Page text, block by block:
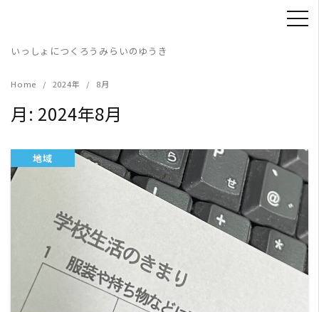
content
いっしょにつくろうみらいのゆうき
Home 2024年 8月
月: 2024年8月
地域